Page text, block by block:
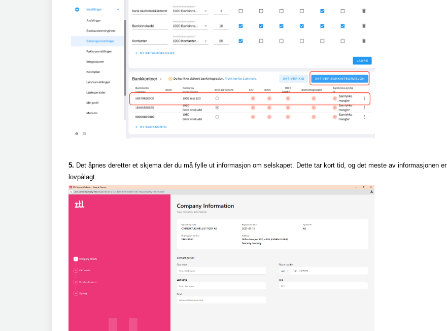
5. Det åpnes deretter et skjema der du må fylle ut informasjon om selskapet. Dette tar kort tid, og det meste av informasjonen er
lovpålagt.